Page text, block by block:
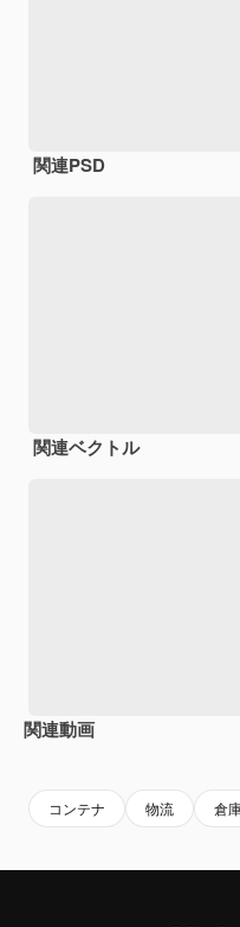
関連PSD
関連ベクトル
関連動画
コンテナ 物流 倉